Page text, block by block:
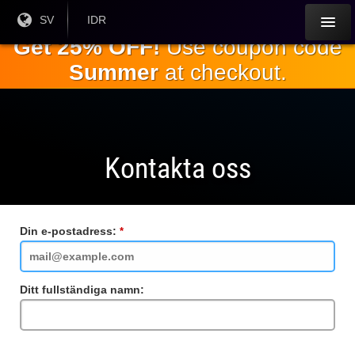
Nuvarande
språk:
SV
Aktuell
IDR
Get 25% OFF!Use coupon code
Summerat checkout.
Kontakta oss
Din e-postadress:
fält
Ditt fullständiga namn: